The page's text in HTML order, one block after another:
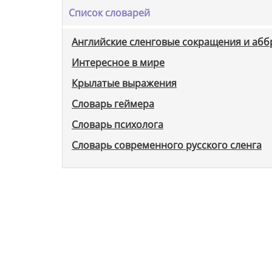
Список словарей
Английские сленговые сокращения и
Интересное в мире
Крылатые выражения
Словарь геймера
Словарь психолога
Словарь современного русского сленга